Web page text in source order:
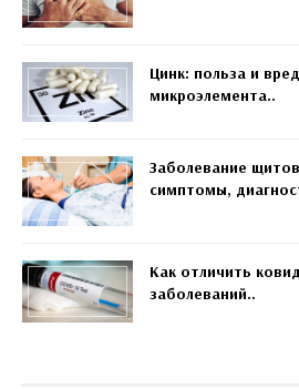
Цинк: польза и
микроэлемента..
Заболевание
симптомы,
Как отличить
заболеваний..